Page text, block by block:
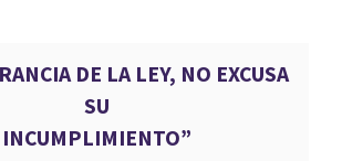
DE LA LEY, NO EXCUSA
SU
INCUMPLIMIENTO”